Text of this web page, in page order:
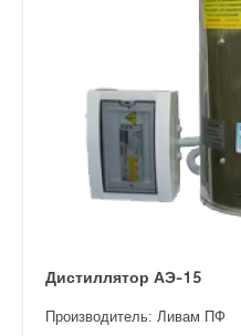
Дистиллятор АЭ-15
Производитель: Ливам ПФ